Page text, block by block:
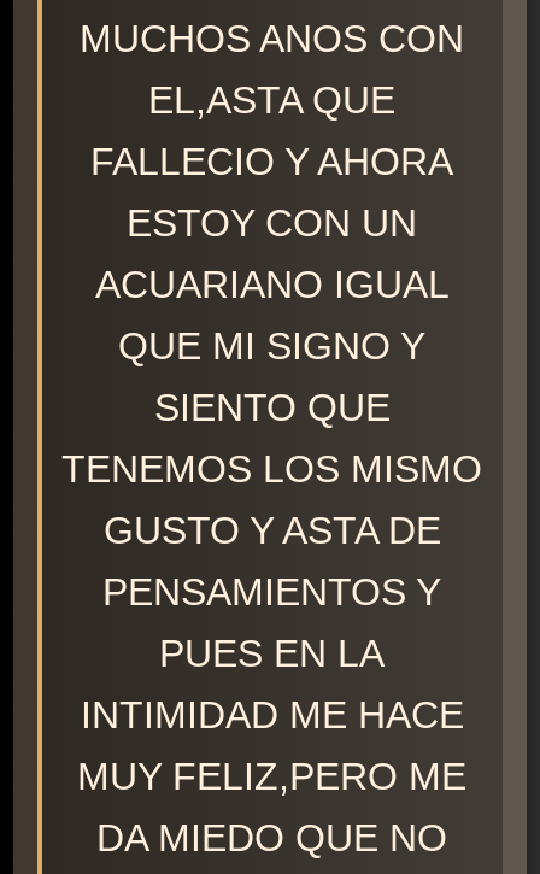
MUCHOS ANOS CON
EL,ASTA QUE
FALLECIO Y AHORA
ESTOY CON UN
ACUARIANO IGUAL
QUE MI SIGNO Y
SIENTO QUE
TENEMOS LOS MISMO
GUSTO Y ASTA DE
PENSAMIENTOS Y
PUES EN LA
INTIMIDAD ME HACE
MUY FELIZ,PERO ME
DA MIEDO QUE NO